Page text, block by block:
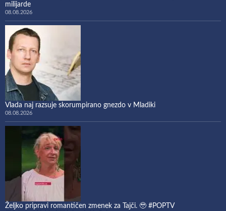
milijarde
08.08.2026
Vlada naj razsuje skorumpirano gnezdo v Mladiki
08.08.2026
Željko pripravi romantičen zmenek za Tajči. 🥹 #POPTV